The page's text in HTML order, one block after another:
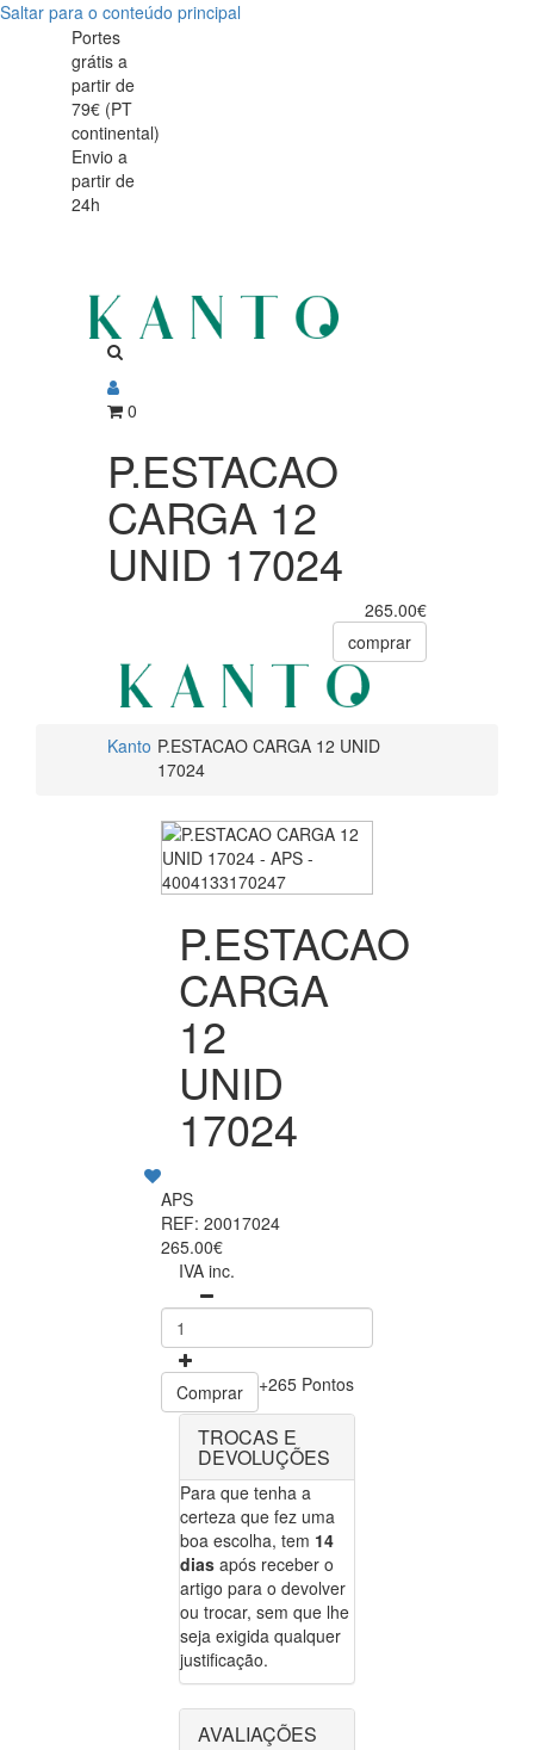
Saltar para o conteúdo principal
P.ESTACAO
CARGA
UNID
17024
P.ESTACAO
CARGA
UNID
17024
Portes
grátis a
partir de
79€ (PT
continental)
Envio a
partir de
24h
0
P.ESTACAO
CARGA 12
UNID 17024
265.00€
comprar
Kanto P.ESTACAO CARGA 12 UNID
17024
P.ESTACAO
CARGA
12
UNID
17024
APS
REF: 20017024
265.00€
IVA inc.
Comprar +265 Pontos
TROCAS E
DEVOLUÇÕES
Para que tenha a
certeza que fez uma
boa escolha, tem 14
dias após receber o
artigo para o devolver
ou trocar, sem que lhe
seja exigida qualquer
justificação.
AVALIAÇÕES